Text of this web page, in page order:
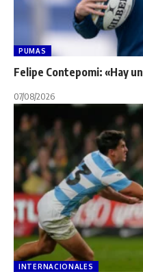
PUMAS
Felipe Contepomi: «Hay
07/08/2026
INTERNACIONALES